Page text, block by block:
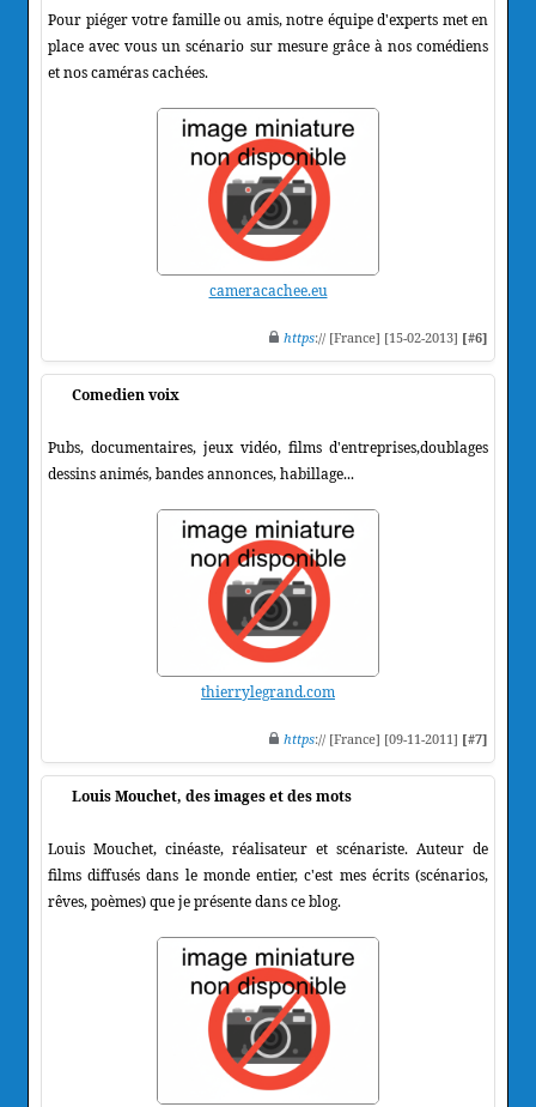
Pour piéger votre famille ou amis, notre équipe d'experts met en
place avec vous un scénario sur mesure grâce à nos comédiens
et nos caméras cachées.
cameracachee.eu
https:// [France] [15-02-2013] [#6]
Comedien voix
Pubs, documentaires, jeux vidéo, films d'entreprises,doublages
dessins animés, bandes annonces, habillage...
thierrylegrand.com
https:// [France] [09-11-2011] [#7]
Louis Mouchet, des images et des mots
Louis Mouchet, cinéaste, réalisateur et scénariste. Auteur de
films diffusés dans le monde entier, c'est mes écrits (scénarios,
rêves, poèmes) que je présente dans ce blog.